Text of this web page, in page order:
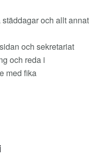
och allt annat
och sekretariat
och reda i
med fika